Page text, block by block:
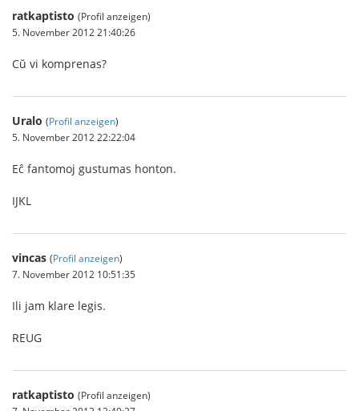
ratkaptisto (Profil anzeigen)
5. November 2012 21:40:26
Cŭ vi komprenas?
Uralo (Profil anzeigen)
5. November 2012 22:22:04
Eĉ fantomoj gustumas honton.
IJKL
vincas (Profil anzeigen)
7. November 2012 10:51:35
Ili jam klare legis.
REUG
ratkaptisto (Profil anzeigen)